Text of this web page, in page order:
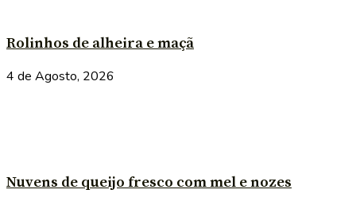
Rolinhos de alheira e maçã
4 de Agosto, 2026
Nuvens de queijo fresco com mel e nozes